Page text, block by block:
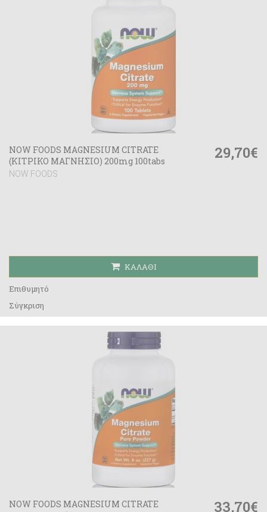
NOW FOODS MAGNESIUM CITRATE
(ΚΙΤΡΙΚΟ ΜΑΓΝΗΣΙΟ) 200mg 100tabs
NOW FOODS
29,70€
ΚΑΛΆΘΙ
Επιθυμητό
Σύγκριση
NOW FOODS MAGNESIUM CITRATE
33,70€